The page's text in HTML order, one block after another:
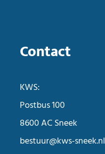
Contact
KWS:
Postbus 100
8600 AC Sneek
bestuur@kws-sneek.nl